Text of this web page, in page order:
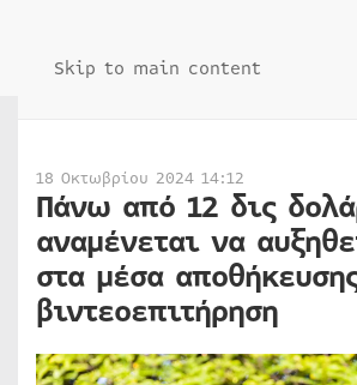
Skip to main content
18 Οκτωβρίου 2024 14:12
Πάνω από 12 δις
αναμένεται να
στα μέσα
βιντεοεπιτήρηση